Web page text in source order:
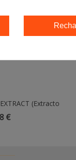
Carrito
(Extracto
Pomelo)
€